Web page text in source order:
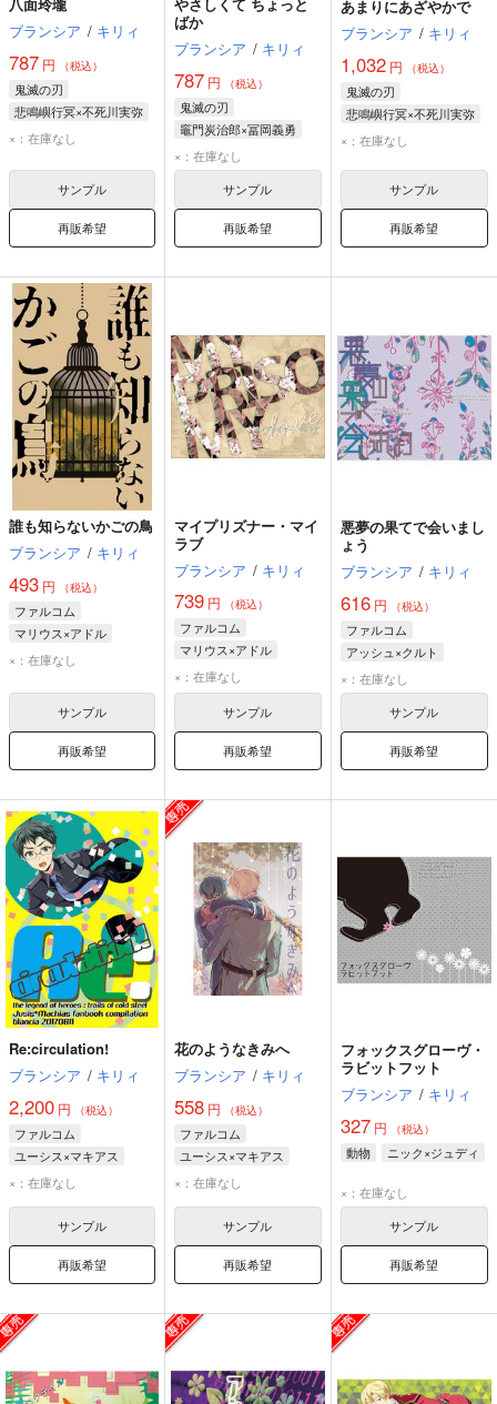
八面玲瓏
ブランシア / キリィ
787 円 （税込）
鬼滅の刃
悲鳴嶼行冥×不死川実弥
×：在庫なし
サンプル
再販希望
やさしくて ちょっと
ばか
ブランシア / キリィ
787 円 （税込）
鬼滅の刃
竈門炭治郎×冨岡義勇
竈門炭治郎
×：在庫なし
サンプル
再販希望
あまりにあざやかで
ブランシア / キリィ
1,032円 （税込）
鬼滅の刃
悲鳴嶼行冥×不死川実弥
×：在庫なし
サンプル
再販希望
誰も知らないかごの鳥
ブランシア / キリィ
493 円 （税込）
ファルコム
マリウス×アドル
×：在庫なし
サンプル
再販希望
マイプリズナー・マイ
ラブ
ブランシア / キリィ
739 円 （税込）
ファルコム
マリウス×アドル
×：在庫なし
サンプル
再販希望
悪夢の果てで会いまし
ょう
ブランシア / キリィ
616円 （税込）
ファルコム
アッシュ×クルト
アッシュ・カーバイド
クルト・ヴァンダール
×：在庫なし
サンプル
再販希望
Re:circulation!
ブランシア / キリィ
2,200 円 （税込）
ファルコム
ユーシス×マキアス
ユーシス
×：在庫なし
サンプル
再販希望
花のようなきみへ
ブランシア / キリィ
558 円 （税込）
ファルコム
ユーシス×マキアス
×：在庫なし
サンプル
再販希望
フォックスグローヴ・
ラビットフット
ブランシア / キリィ
327円 （税込）
動物 ニック×ジュディ
×：在庫なし
サンプル
再販希望